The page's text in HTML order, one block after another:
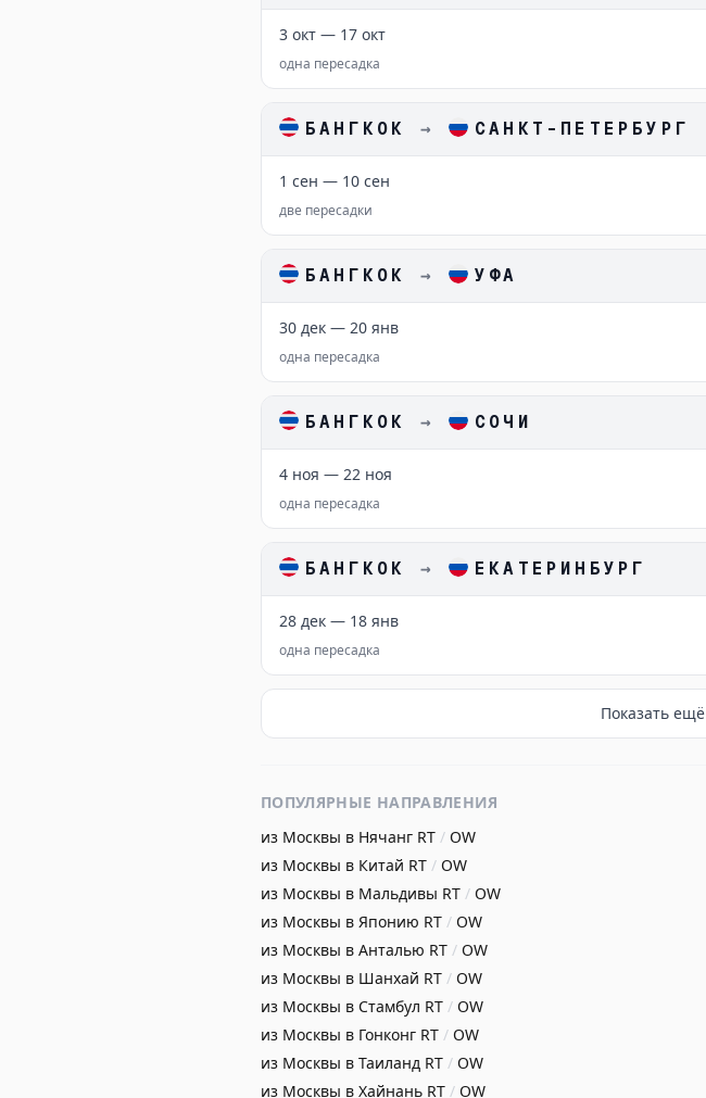
3 окт — 17 окт
одна пересадка
БАНГКОК → САНКТ-ПЕТЕРБУРГ
1 сен — 10 сен
две пересадки
БАНГКОК → УФА
30 дек — 20 янв
одна пересадка
БАНГКОК → СОЧИ
4 ноя — 22 ноя
одна пересадка
БАНГКОК → ЕКАТЕРИНБУРГ
28 дек — 18 янв
одна пересадка
Показать ещё
ПОПУЛЯРНЫЕ НАПРАВЛЕНИЯ
из Москвы в Нячанг RT / OW
из Москвы в Китай RT / OW
из Москвы в Мальдивы RT / OW
из Москвы в Японию RT / OW
из Москвы в Анталью RT / OW
из Москвы в Шанхай RT / OW
из Москвы в Стамбул RT / OW
из Москвы в Гонконг RT / OW
из Москвы в Таиланд RT / OW
из Москвы в Хайнань RT / OW